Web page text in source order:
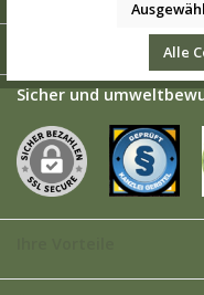
Sicher und
Alle